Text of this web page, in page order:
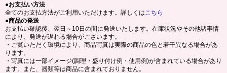
●お支払い方法
全てのお支払方法がご利用いただけます。詳しくはこちら
●商品の発送
お支払い確認後、翌日～10日の間に発送いたします。在庫状況やその他諸事情
により、発送が遅れる場合がございます。
・ご覧いただく環境により、商品写真は実際の商品の色と若干異なる場合があ
ります。
・写真には一部イメージ(調理・盛り付け例・使用例)が含まれている場合があり
ます。また、器類等は商品に含まれておりません。